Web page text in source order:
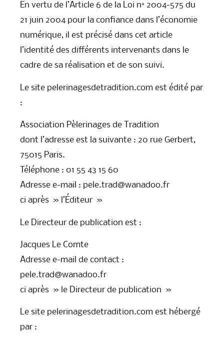
En vertu de l’Article 6 de la Loi n° 2004-575 du
21 juin 2004 pour la confiance dans l’économie
numérique, il est précisé dans cet article
l’identité des différents intervenants dans le
cadre de sa réalisation et de son suivi.
Le site pelerinagesdetradition.com est édité par
:
Association Pèlerinages de Tradition
dont l’adresse est la suivante : 20 rue Gerbert,
75015 Paris.
Téléphone : 01 55 43 15 60
Adresse e-mail : pele.trad@wanadoo.fr
ci après » l’Éditeur »
Le Directeur de publication est :
Jacques Le Comte
Adresse e-mail de contact :
pele.trad@wanadoo.fr
ci après » le Directeur de publication »
Le site pelerinagesdetradition.com est hébergé
par :